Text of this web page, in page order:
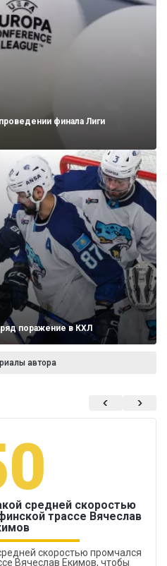
финала Лиги
поражение в КХЛ
автора
средней скоростью
трассе Вячеслав
скоростью промчался
Вячеслав Екимов, чтобы